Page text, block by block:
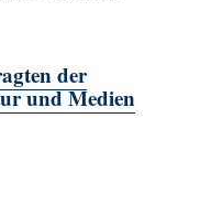
der
und Medien